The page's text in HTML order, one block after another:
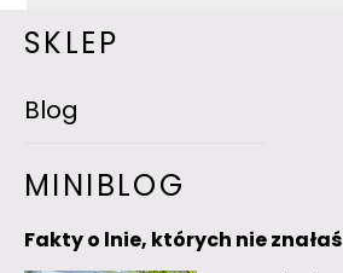
SKLEP
Blog
MINIBLOG
Fakty o lnie, których nie znałaś